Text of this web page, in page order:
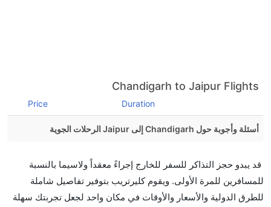
Chandigarh to Jaipur Flights
Duration
Price
أسئلة وأجوبة حول Chandigarh إلى Jaipur الرحلات الجوية
من إلىجايبور مما تستغرقه الخطوط الجوية الأخرى؟
نعم. توفر كل من IndiGo أسرع رحلات الطيران على هذا
الطريق،
قد يبدو حجز التذاكر للسفر للخارج إجراءً معقداً ولاسيما بالنسبة
للمسافرين للمرة الأولى. ويقوم كليرتريب بتوفير تفاصيل شاملة
للطرق الدولية والأسعار والأوقات في مكان واحد لجعل تجربتك سهلة